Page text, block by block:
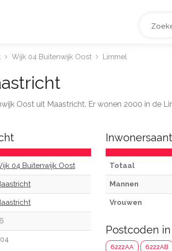
Wijk 04 Buitenwijk Oost Limmel
Oost uit Maastricht. Er wonen 2000 in de
04 Buitenwijk Oost Totaal
Mannen
Vrouwen
Postcoden
6222AA 6222AB